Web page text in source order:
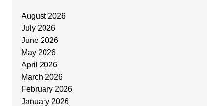
August 2026
July 2026
June 2026
May 2026
April 2026
March 2026
February 2026
January 2026